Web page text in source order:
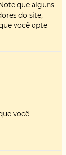
que alguns
do site,
você opte
você